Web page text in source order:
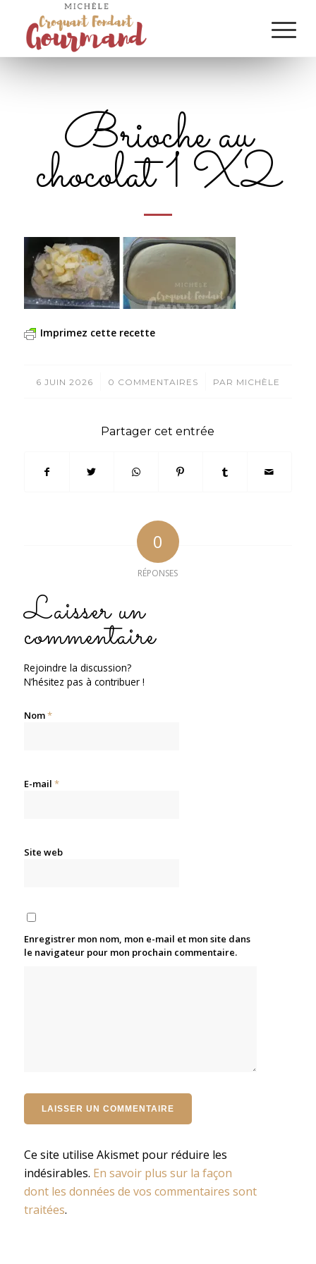
Brioche au
chocolat 1 X2
Imprimez cette recette
6 JUIN 2026
/ 0 COMMENTAIRES
/ PAR MICHÈLE
Partager cet entrée
0
RÉPONSES
Laisser un
commentaire
Rejoindre la discussion?
N’hésitez pas à contribuer !
Nom*
E-mail *
Site web
Enregistrer mon nom, mon e-mail et mon site dans
le navigateur pour mon prochain commentaire.
Ce site utilise Akismet pour réduire les
indésirables. En savoir plus sur la façon
dont les données de vos commentaires sont
traitées.